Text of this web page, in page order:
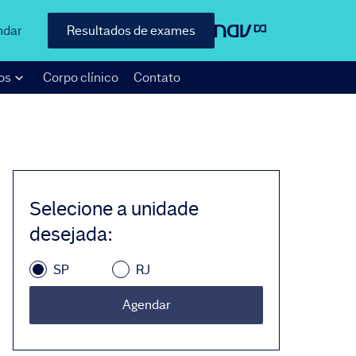
Resultados de exames
Corpo clínico Contato
Selecione a unidade
desejada:
SP RJ
Agendar